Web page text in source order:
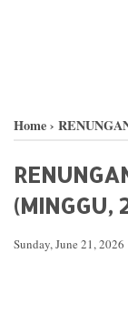
Home›
(MINGGU,
Sunday, June 21, 2026